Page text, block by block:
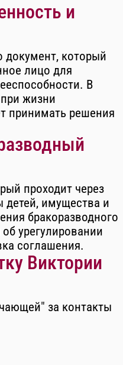
и
документ, который
лицо для
В
жизни
принимать решения
проходит через
детей, имущества и
бракоразводного
урегулировании
соглашения.
Виктории
за контакты